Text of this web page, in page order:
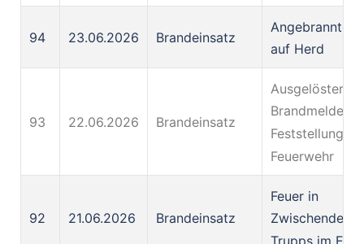
94 23.06.2026 Brandeinsatz
Angebranntes
auf Herd
93 22.06.2026 Brandeinsatz
Ausgelöster
Brandmelder,
Feststellung
Feuerwehr
92 21.06.2026 Brandeinsatz
Feuer in
Trupps im